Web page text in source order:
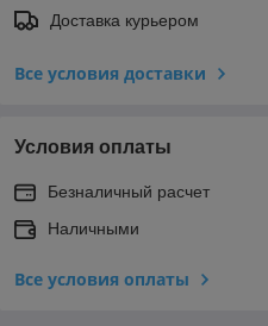
Доставка курьером
Все условия доставки
Условия оплаты
Безналичный расчет
Наличными
Все условия оплаты